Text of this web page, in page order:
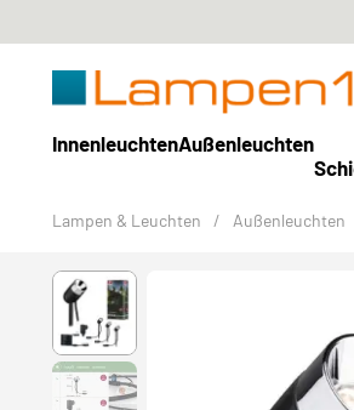
InnenleuchtenAußenleuchten
Lampen & Leuchten / Außenleuchten